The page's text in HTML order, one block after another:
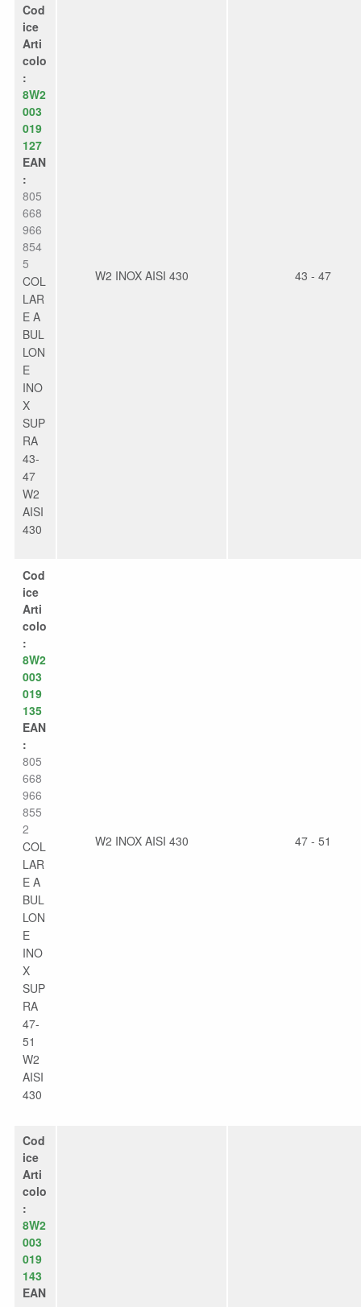
Cod
ice
Arti
colo
:
8W2
003
019
127
EAN
:
805
668
966
854
5
COL
LAR
E A
BUL
LON
E
INO
X
SUP
RA
43-
47
W2
AISI
430
W2 INOX AISI 430 43 - 47
Cod
ice
Arti
colo
:
8W2
003
019
135
EAN
:
805
668
966
855
2
COL
LAR
E A
BUL
LON
E
INO
X
SUP
RA
47-
51
W2
AISI
430
W2 INOX AISI 430 47 - 51
Cod
ice
Arti
colo
:
8W2
003
019
143
EAN